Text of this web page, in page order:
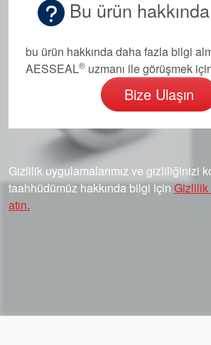
Bu ürün
bu ürün hakkında daha fazla bilgi
AESSEAL® uzmanı ile görüşmek
Bize Ulaşın
Gizlilik uygulamalarımız ve gizliliğinizi
taahhüdümüz hakkında bilgi için Gizlilik
atın.